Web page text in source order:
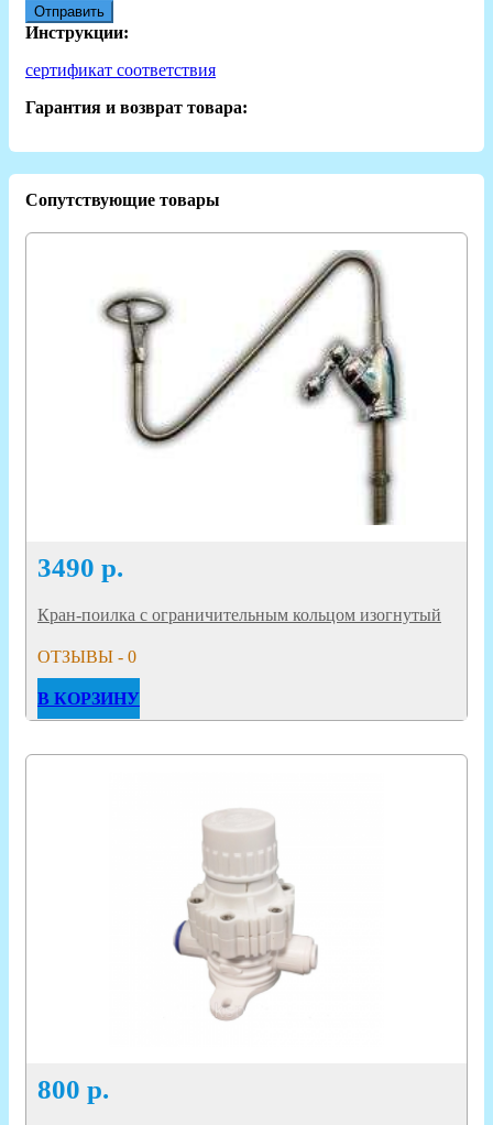
Отправить
Инструкции:
сертификат соответствия
Гарантия и возврат товара:
Сопутствующие товары
3490 р.
Кран-поилка с ограничительным кольцом изогнутый
ОТЗЫВЫ - 0
В КОРЗИНУ
800 р.